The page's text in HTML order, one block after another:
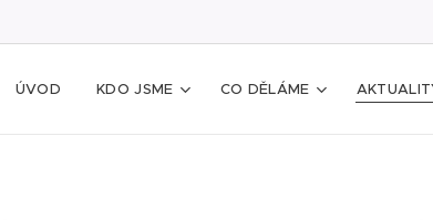
ÚVOD KDO JSME CO DĚLÁME